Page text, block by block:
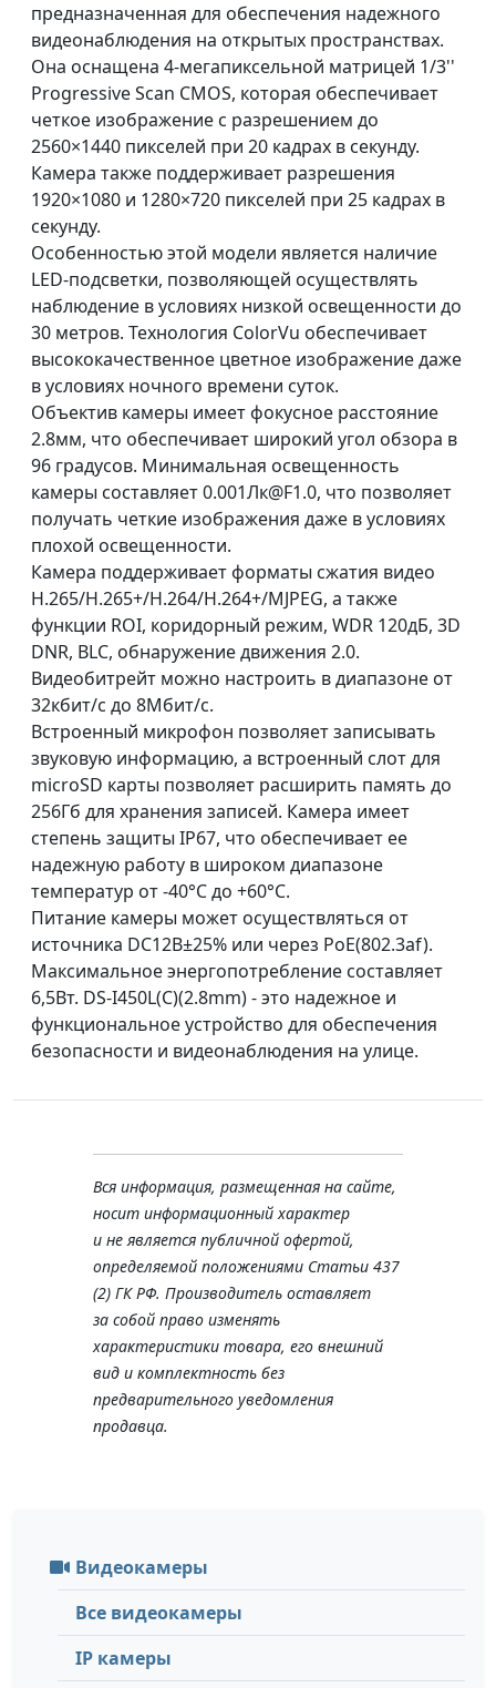
предназначенная для обеспечения надежного
видеонаблюдения на открытых пространствах.
Она оснащена 4-мегапиксельной матрицей 1/3''
Progressive Scan CMOS, которая обеспечивает
четкое изображение с разрешением до
2560×1440 пикселей при 20 кадрах в секунду.
Камера также поддерживает разрешения
1920×1080 и 1280×720 пикселей при 25 кадрах в
секунду.
Особенностью этой модели является наличие
LED-подсветки, позволяющей осуществлять
наблюдение в условиях низкой освещенности до
30 метров. Технология ColorVu обеспечивает
высококачественное цветное изображение даже
в условиях ночного времени суток.
Объектив камеры имеет фокусное расстояние
2.8мм, что обеспечивает широкий угол обзора в
96 градусов. Минимальная освещенность
камеры составляет 0.001Лк@F1.0, что позволяет
получать четкие изображения даже в условиях
плохой освещенности.
Камера поддерживает форматы сжатия видео
H.265/H.265+/H.264/H.264+/MJPEG, а также
функции ROI, коридорный режим, WDR 120дБ, 3D
DNR, BLC, обнаружение движения 2.0.
Видеобитрейт можно настроить в диапазоне от
32кбит/с до 8Мбит/с.
Встроенный микрофон позволяет записывать
звуковую информацию, а встроенный слот для
microSD карты позволяет расширить память до
256Гб для хранения записей. Камера имеет
степень защиты IP67, что обеспечивает ее
надежную работу в широком диапазоне
температур от -40°C до +60°C.
Питание камеры может осуществляться от
источника DC12В±25% или через PoE(802.3af).
Максимальное энергопотребление составляет
6,5Вт. DS-I450L(C)(2.8mm) - это надежное и
функциональное устройство для обеспечения
безопасности и видеонаблюдения на улице.
Вся информация, размещенная на сайте,
носит информационный характер
и не является публичной офертой,
определяемой положениями Статьи 437
(2) ГК РФ. Производитель оставляет
за собой право изменять
характеристики товара, его внешний
вид и комплектность без
предварительного уведомления
продавца.
Видеокамеры
Все видеокамеры
IP камеры